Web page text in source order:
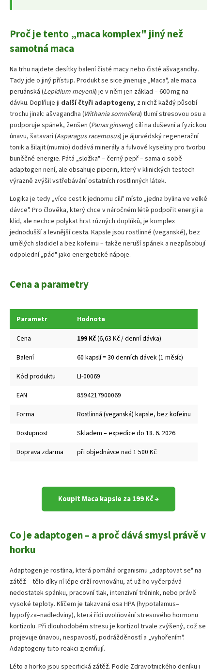
Proč je tento „maca komplex" jiný než
samotná maca
Na trhu najdete desítky balení čisté macy nebo čisté ašvagandhy.
Tady jde o jiný přístup. Produkt se sice jmenuje „Maca", ale maca
peruánská (Lepidium meyenii) je v něm jen základ – 600 mg na
dávku. Doplňuje ji další čtyři adaptogeny, z nichž každý působí
trochu jinak: ašvagandha (Withania somnifera) tlumí stresovou osu a
podporuje spánek, ženšen (Panax ginseng) cílí na duševní a fyzickou
únavu, šatavari (Asparagus racemosus) je ájurvédský regenerační
tonik a šilajit (mumio) dodává minerály a fulvové kyseliny pro tvorbu
buněčné energie. Pátá „složka" – černý pepř – sama o sobě
adaptogen není, ale obsahuje piperin, který v klinických testech
výrazně zvýšil vstřebávání ostatních rostlinných látek.
Logika je tedy „více cest k jednomu cíli" místo „jedna bylina ve velké
dávce". Pro člověka, který chce v náročném létě podpořit energii a
klid, ale nechce polykat hrst různých doplňků, je komplex
jednodušší a levnější cesta. Kapsle jsou rostlinné (veganské), bez
umělých sladidel a bez kofeinu – takže neruší spánek a nezpůsobují
odpolední „pád" jako energetické nápoje.
Cena a parametry
Parametr Hodnota
Cena 199 Kč(6,63 Kč / denní dávka)
Balení 60 kapslí = 30 denních dávek (1 měsíc)
Kód produktu LI-00069
EAN 8594217900069
Forma Rostlinná (veganská) kapsle, bez kofeinu
Dostupnost Skladem – expedice do 18. 6. 2026
Doprava zdarma při objednávce nad 1 500 Kč
Koupit Maca kapsle za 199 Kč →
Co je adaptogen – a proč dává smysl právě v
horku
Adaptogen je rostlina, která pomáhá organismu „adaptovat se" na
zátěž – tělo díky ní lépe drží rovnováhu, ať už ho vyčerpává
nedostatek spánku, pracovní tlak, intenzivní trénink, nebo právě
vysoké teploty. Klíčem je takzvaná osa HPA (hypotalamus–
hypofýza–nadledviny), která řídí uvolňování stresového hormonu
kortizolu. Při dlouhodobém stresu je kortizol trvale zvýšený, což se
projevuje únavou, nespavostí, podrážděností a „vyhořením".
Adaptogeny tuto reakci zjemňují.
Léto a horko jsou specifická zátěž. Podle Zdravotnického deníku i